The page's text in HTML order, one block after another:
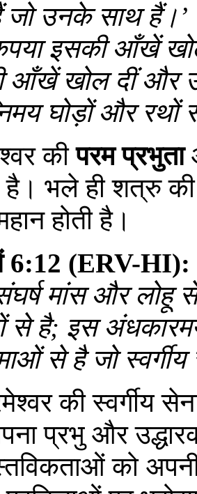
उनके साथ हैं।’
इसकी आँखें
खोल दीं और
घोड़ों और रथों
कीपरम प्रभुता
है। भले ही शत्रु
होती है।
6:12 (ERV-HI):
मांस और लोहू
से है; इस
से है जो
की स्वर्गीय
प्रभु और
को